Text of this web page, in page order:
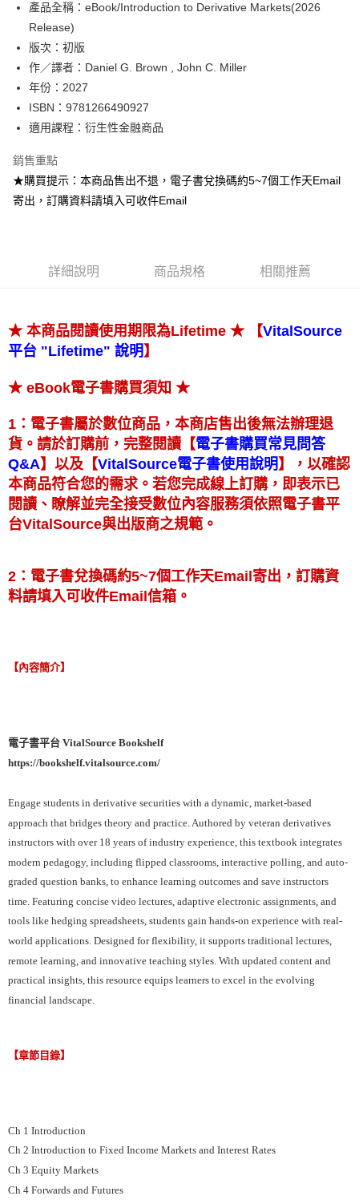
運送方式
數位發送
免運費
產品全稱：eBook/Introduction to Derivative Markets(2026
Release)
版次：初版
作／譯者：Daniel G. Brown , John C. Miller
年份：2027
ISBN：9781266490927
適用課程：衍生性金融商品
銷售重點
★購買提示：本商品售出不退，電子書兌換碼約5~7個工作天Email
寄出，訂購資料請填入可收件Email
詳細說明 商品規格 相關推薦
★ 本商品閱讀使用期限為Lifetime ★ 【VitalSource
平台 "Lifetime" 說明 】
★ eBook電子書購買須知 ★
1：電子書屬於數位商品，本商店售出後無法辦理退
貨。請於訂購前，完整閱讀 【電子書購買常見問答
Q&A】 以及 【VitalSource電子書使用說明 】
，以確認
本商品符合您的需求。若您完成線上訂購，即表示已
閱讀、瞭解並完全接受數位內容服務須依照電子書平
台VitalSource與出版商之規範。
2：電子書兌換碼約5~7個工作天Email寄出，訂購資
料請填入可收件Email信箱。
【內容簡介】
電子書平台 VitalSource Bookshelf
https://bookshelf.vitalsource.com/
Engage students in derivative securities with a dynamic, market-based
approach that bridges theory and practice. Authored by veteran derivatives
instructors with over 18 years of industry experience, this textbook integrates
modern pedagogy, including flipped classrooms, interactive polling, and auto-
graded question banks, to enhance learning outcomes and save instructors
time. Featuring concise video lectures, adaptive electronic assignments, and
tools like hedging spreadsheets, students gain hands-on experience with real-
world applications. Designed for flexibility, it supports traditional lectures,
remote learning, and innovative teaching styles. With updated content and
practical insights, this resource equips learners to excel in the evolving
financial landscape.
【章節目錄】
Ch 1 Introduction
Ch 2 Introduction to Fixed Income Markets and Interest Rates
Ch 3 Equity Markets
Ch 4 Forwards and Futures